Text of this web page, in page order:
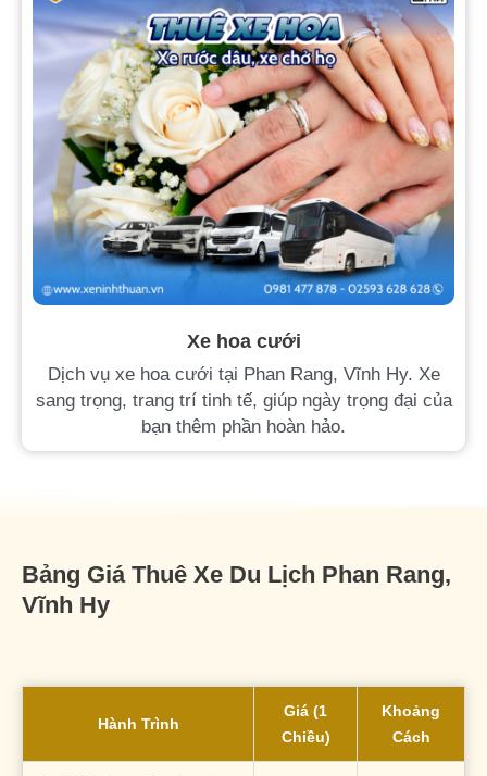
Xe hoa cưới
Dịch vụ xe hoa cưới tại Phan Rang, Vĩnh Hy. Xe
sang trọng, trang trí tinh tế, giúp ngày trọng đại của
bạn thêm phần hoàn hảo.
Bảng Giá Thuê Xe Du Lịch Phan Rang,
Vĩnh Hy
Hành Trình
Giá (1
Chiều)
Khoảng
Cách